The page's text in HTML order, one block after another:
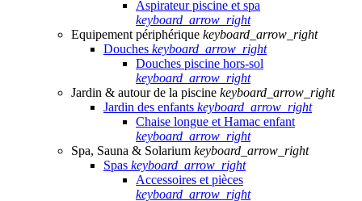
Aspirateur piscine et spa
keyboard_arrow_right
Equipement périphérique keyboard_arrow_right
Douches keyboard_arrow_right
Douches piscine hors-sol
keyboard_arrow_right
Jardin & autour de la piscine keyboard_arrow_right
Jardin des enfants keyboard_arrow_right
Chaise longue et Hamac enfant
keyboard_arrow_right
Spa, Sauna & Solarium keyboard_arrow_right
Spas keyboard_arrow_right
Accessoires et pièces
keyboard_arrow_right